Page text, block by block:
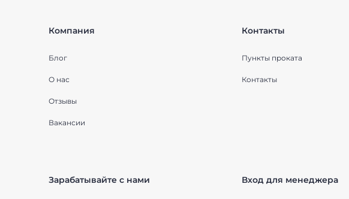
Компания
Блог
О нас
Отзывы
Вакансии
Контакты
Пункты проката
Контакты
Зарабатывайте с нами Вход для менеджера